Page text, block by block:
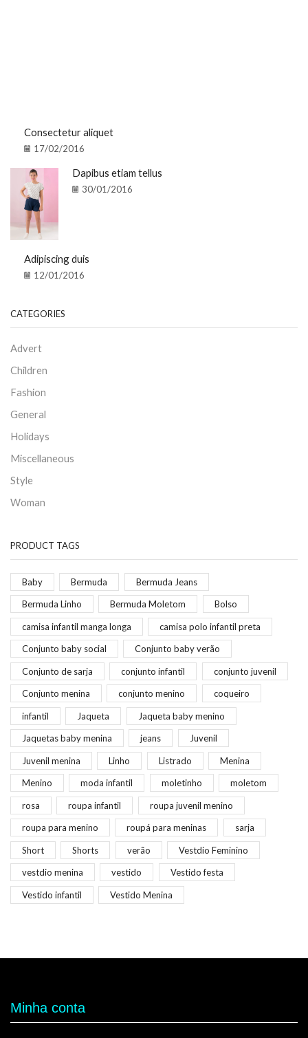
Consectetur aliquet
17/02/2016
Dapibus etiam tellus
30/01/2016
Adipiscing duis
12/01/2016
CATEGORIES
Advert
Children
Fashion
General
Holidays
Miscellaneous
Style
Woman
PRODUCT TAGS
Baby Bermuda Bermuda Jeans
Bermuda Linho Bermuda Moletom Bolso
camisa infantil manga longa camisa polo infantil preta
Conjunto baby social Conjunto baby verão
Conjunto de sarja conjunto infantil conjunto juvenil
Conjunto menina conjunto menino coqueiro
infantil Jaqueta Jaqueta baby menino
Jaquetas baby menina jeans Juvenil
Juvenil menina Linho Listrado Menina
Menino moda infantil moletinho moletom
rosa roupa infantil roupa juvenil menino
roupa para menino roupá para meninas sarja
Short Shorts verão Vestdio Feminino
vestdio menina vestido Vestido festa
Vestido infantil Vestido Menina
Minha conta